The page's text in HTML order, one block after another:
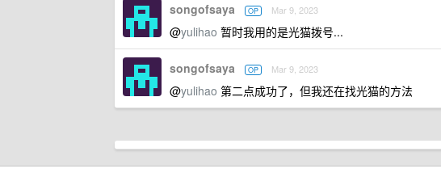
songofsaya OP Mar 9, 2023
@yulihao 暂时我用的是光猫拨号...
songofsaya OP Mar 9, 2023
@yulihao 第二点成功了，但我还在找光猫的方法